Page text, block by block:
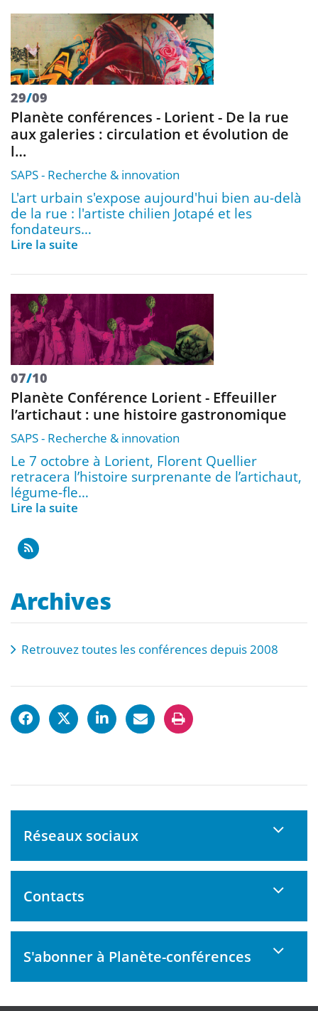
29/09
Planète conférences - Lorient - De la rue
aux galeries : circulation et évolution de
l…
SAPS Recherche & innovation
L'art urbain s'expose aujourd'hui bien au-delà
de la rue : l'artiste chilien Jotapé et les
fondateurs…
Lire la suite
07/10
Planète Conférence Lorient - Effeuiller
l’artichaut : une histoire gastronomique
SAPS Recherche & innovation
Le 7 octobre à Lorient, Florent Quellier
retracera l’histoire surprenante de l’artichaut,
légume-fle…
Lire la suite
Archives
Retrouvez toutes les conférences depuis 2008
Réseaux sociaux
Contacts
S'abonner à Planète-conférences